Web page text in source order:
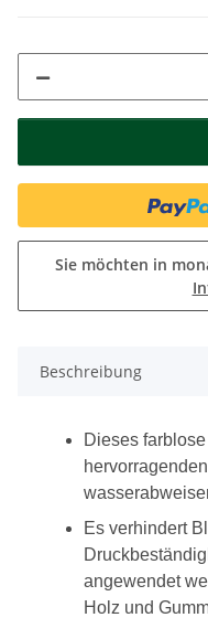
Sie möchten in
Beschreibung
Dieses
Es verhindert
angewendet
Holz und